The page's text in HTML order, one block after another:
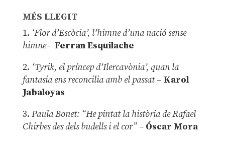
MÉS LLEGIT
1. ‘Flor d’Escòcia’, l’himne d’una nació sense
himne– Ferran Esquilache
2. ‘Tyrik, el príncep d’Ilercavònia’, quan la
fantasia ens reconcilia amb el passat– Karol
Jabaloyas
3. Paula Bonet: “He pintat la història de Rafael
Chirbes des dels budells i el cor” –Óscar Mora